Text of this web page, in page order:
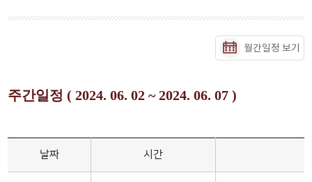
월간일정 보기
주간일정 ( 2024. 06. 02 ~ 2024. 06. 07 )
날짜 시간